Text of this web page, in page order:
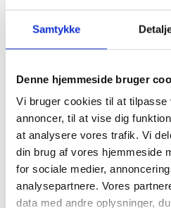
Samtykke
Denne hjemmeside bruger
Vi bruger cookies til at tilpasse
annoncer, til at vise dig
at analysere vores trafik. Vi
din brug af vores hjemmeside
for sociale medier,
analysepartnere. Vores
data med andre oplysninger,
For os handler revision om
grad om seriøs og kompetent
Revision Vejle ApS som din
du sikret en kompetent revisor,
på alle økonomiske planer.